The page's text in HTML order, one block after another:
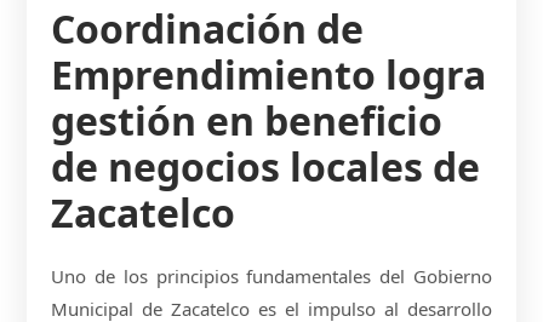
Coordinación de
Emprendimiento logra
gestión en beneficio
de negocios locales de
Zacatelco
Uno de los principios fundamentales del Gobierno
Municipal de Zacatelco es el impulso al desarrollo